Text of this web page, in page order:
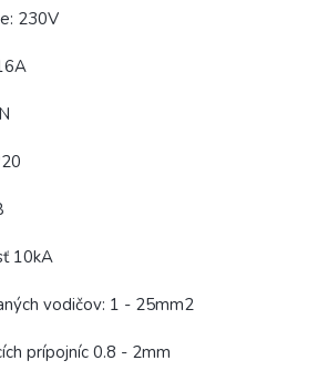
230V
10kA
vodičov: 1 - 25mm2
prípojníc 0.8 - 2mm